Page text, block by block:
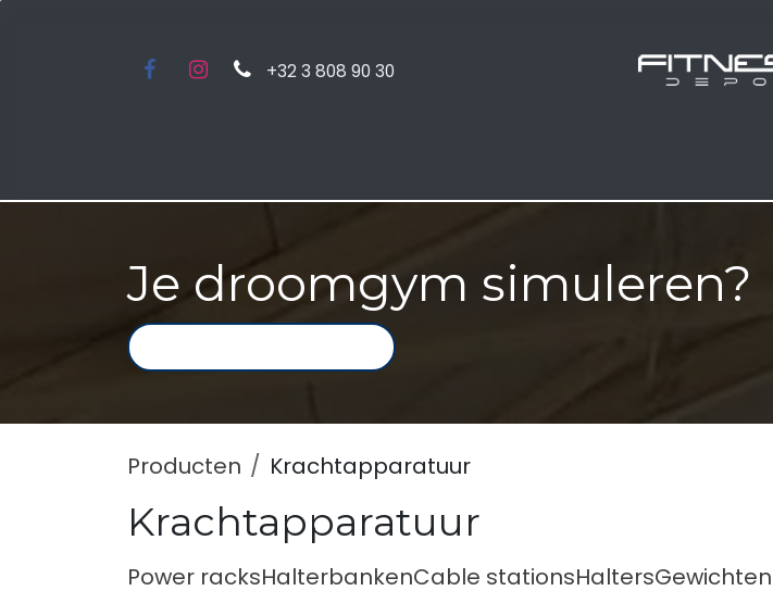
+32 3 808 90 30
Je droomgym simuleren?
Producten Krachtapparatuur
Krachtapparatuur
Power racksHalterbankenCable stationsHaltersGewichten